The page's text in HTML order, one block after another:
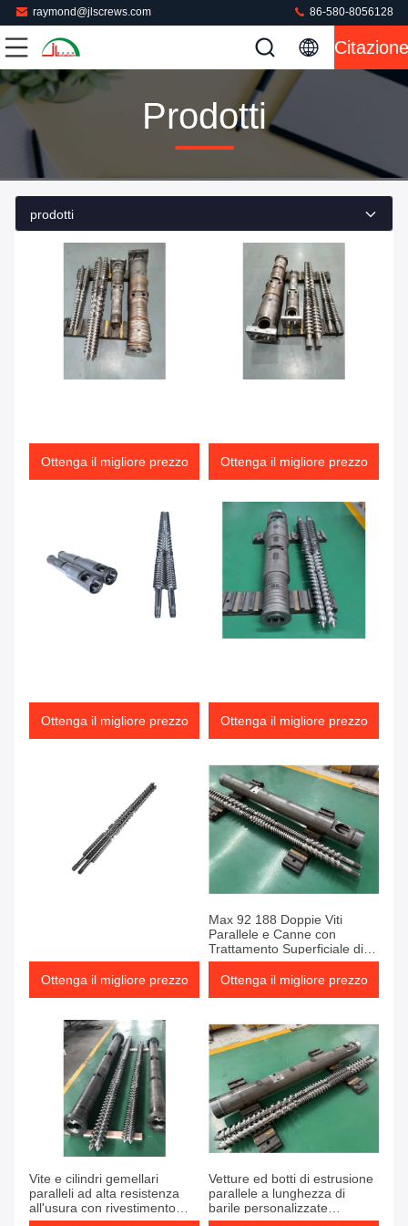
raymond@jlscrews.com 86-580-8056128
Citazione
Prodotti
prodotti
Ottenga il migliore prezzo Ottenga il migliore prezzo
Ottenga il migliore prezzo Ottenga il migliore prezzo
Ottenga il migliore prezzo
Max 92 188 Doppie Viti
Parallele e Canne con
Trattamento Superficiale di
Nitrurazione della Canna,
Costruite per Resistere a
Ottenga il migliore prezzo
Vite e cilindri gemellari
paralleli ad alta resistenza
all'usura con rivestimento
bimetallico ed eccellente
Vetture ed botti di estrusione
parallele a lunghezza di
barile personalizzate
progettate per le applicazioni